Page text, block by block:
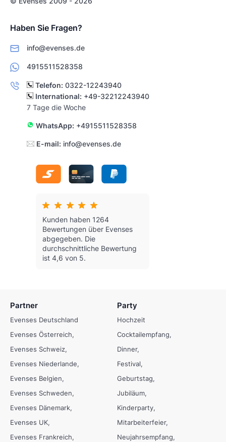
Haben Sie Fragen?
info@evenses.de
4915511528358
Telefon: 0322-12243940
International: +49-32212243940
7 Tage die Woche
WhatsApp: +4915511528358
E-mail: info@evenses.de
Kunden haben 1264
Bewertungen über Evenses
abgegeben. Die
durchschnittliche Bewertung
ist 4,6 von 5.
Partner
Evenses Deutschland
Evenses Österreich
Evenses Schweiz
Evenses Niederlande
Evenses Belgien
Evenses Schweden
Evenses Dänemark
Evenses UK
Evenses Frankreich
Party
Hochzeit
Cocktailempfang
Dinner
Festival
Geburtstag
Jubiläum
Kinderparty
Mitarbeiterfeier
Neujahrsempfang